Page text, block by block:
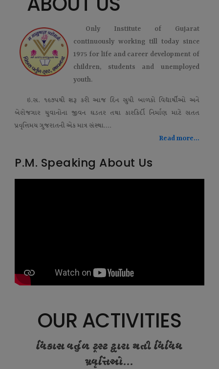
Only Institute of Gujarat
continuously working till today since
1975 for life and career development of
children, students and unemployed
youth.
ઇ.સ. ૧૯૭૫થી શરૂ કરી આજ દિન સુધી બાળકો વિદ્યાર્થીઓ અને
બેરોજગાર યુવાનોના જીવન ઘડતર તથા કારકિર્દી નિર્માણ માટે સતત
પ્રવૃત્તિમય ગુજરાતની એક માત્ર સંસ્થા....
Read more...
P.M. Speaking About Us
OUR ACTIVITIES
વિકાસ વર્તુળ ટ્રસ્ટ દ્વારા થતી વિવિધ
પ્રવૃત્તિઓ...